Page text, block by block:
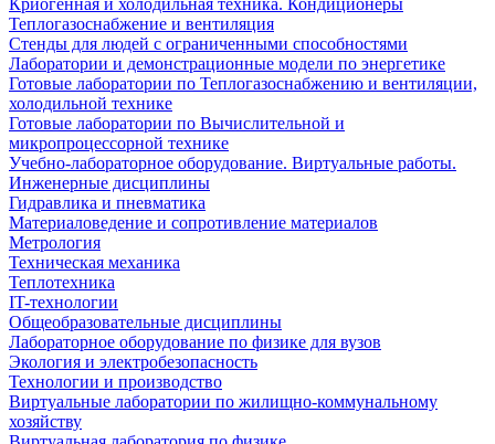
Криогенная и холодильная техника. Кондиционеры
Теплогазоснабжение и вентиляция
Стенды для людей с ограниченными способностями
Лаборатории и демонстрационные модели по энергетике
Готовые лаборатории по Теплогазоснабжению и вентиляции,
холодильной технике
Готовые лаборатории по Вычислительной и
микропроцессорной технике
Учебно-лабораторное оборудование. Виртуальные работы.
Инженерные дисциплины
Гидравлика и пневматика
Материаловедение и сопротивление материалов
Метрология
Техническая механика
Теплотехника
IT-технологии
Общеобразовательные дисциплины
Лабораторное оборудование по физике для вузов
Экология и электробезопасность
Технологии и производство
Виртуальные лаборатории по жилищно-коммунальному
хозяйству